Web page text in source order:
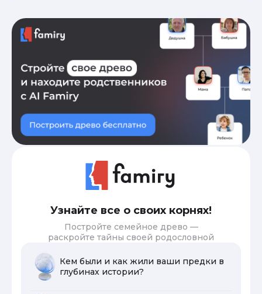
Узнайте все о своих корнях!
Постройте семейное древо —
раскройте тайны своей родословной
Кем были и как жили ваши предки в
глубинах истории?